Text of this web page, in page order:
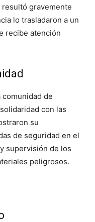
gravemente
lo trasladaron a un
recibe atención
de
con las
su
de seguridad en el
supervisión de los
peligrosos.